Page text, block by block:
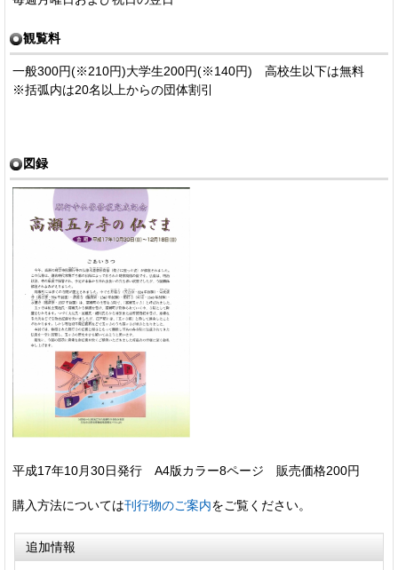
観覧料
一般300円(※210円)大学生200円(※140円) 高校生以下は無料
※括弧内は20名以上からの団体割引
図録
平成17年10月30日発行 A4版カラー8ページ 販売価格200円
購入方法については刊行物のご案内をご覧ください。
追加情報